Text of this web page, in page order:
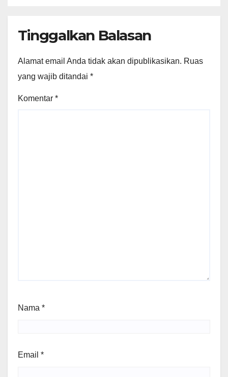
Tinggalkan Balasan
Alamat email Anda tidak akan dipublikasikan. Ruas
yang wajib ditandai *
Komentar *
Nama *
Email *